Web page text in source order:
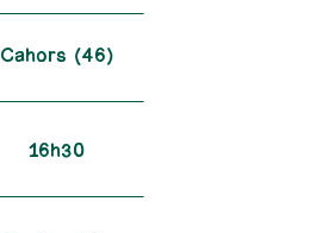
Cahors (46)
16h30